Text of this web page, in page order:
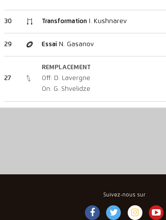
30 TransformationI. Kushnarev
29 EssaiN. Gasanov
27
REMPLACEMENT
Off: D. Lavergne
On: G. Shvelidze
Suivez-nous sur